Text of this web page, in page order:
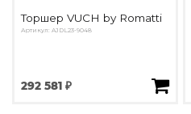
Торшер VUCH by Romatti
Артикул: AJDL23-9048
292 581 ₽